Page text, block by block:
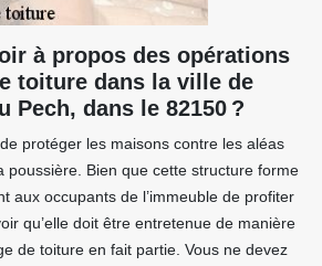
à propos des opérations
toiture dans la ville de
Pech, dans le 82150 ?
protéger les maisons contre les aléas
poussière. Bien que cette structure forme
aux occupants de l’immeuble de profiter
qu’elle doit être entretenue de manière
de toiture en fait partie. Vous ne devez